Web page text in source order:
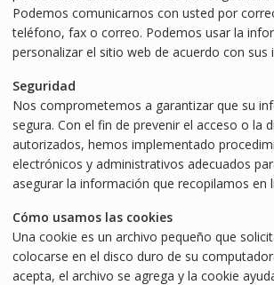
Podemos comunicarnos con usted por
teléfono, fax o correo. Podemos usar la
personalizar el sitio web de acuerdo con sus
Seguridad
Nos comprometemos a garantizar que su
segura. Con el fin de prevenir el acceso o la
autorizados, hemos implementado
electrónicos y administrativos adecuados
asegurar la información que recopilamos en
Cómo usamos las cookies
Una cookie es un archivo pequeño que
colocarse en el disco duro de su
acepta, el archivo se agrega y la cookie